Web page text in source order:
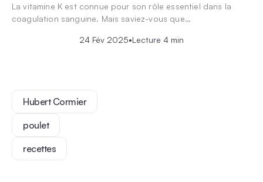
La vitamine K est connue pour son rôle essentiel dans la
coagulation sanguine. Mais saviez-vous que…
24 Fév 2025•Lecture 4 min
Hubert Cormier
poulet
recettes